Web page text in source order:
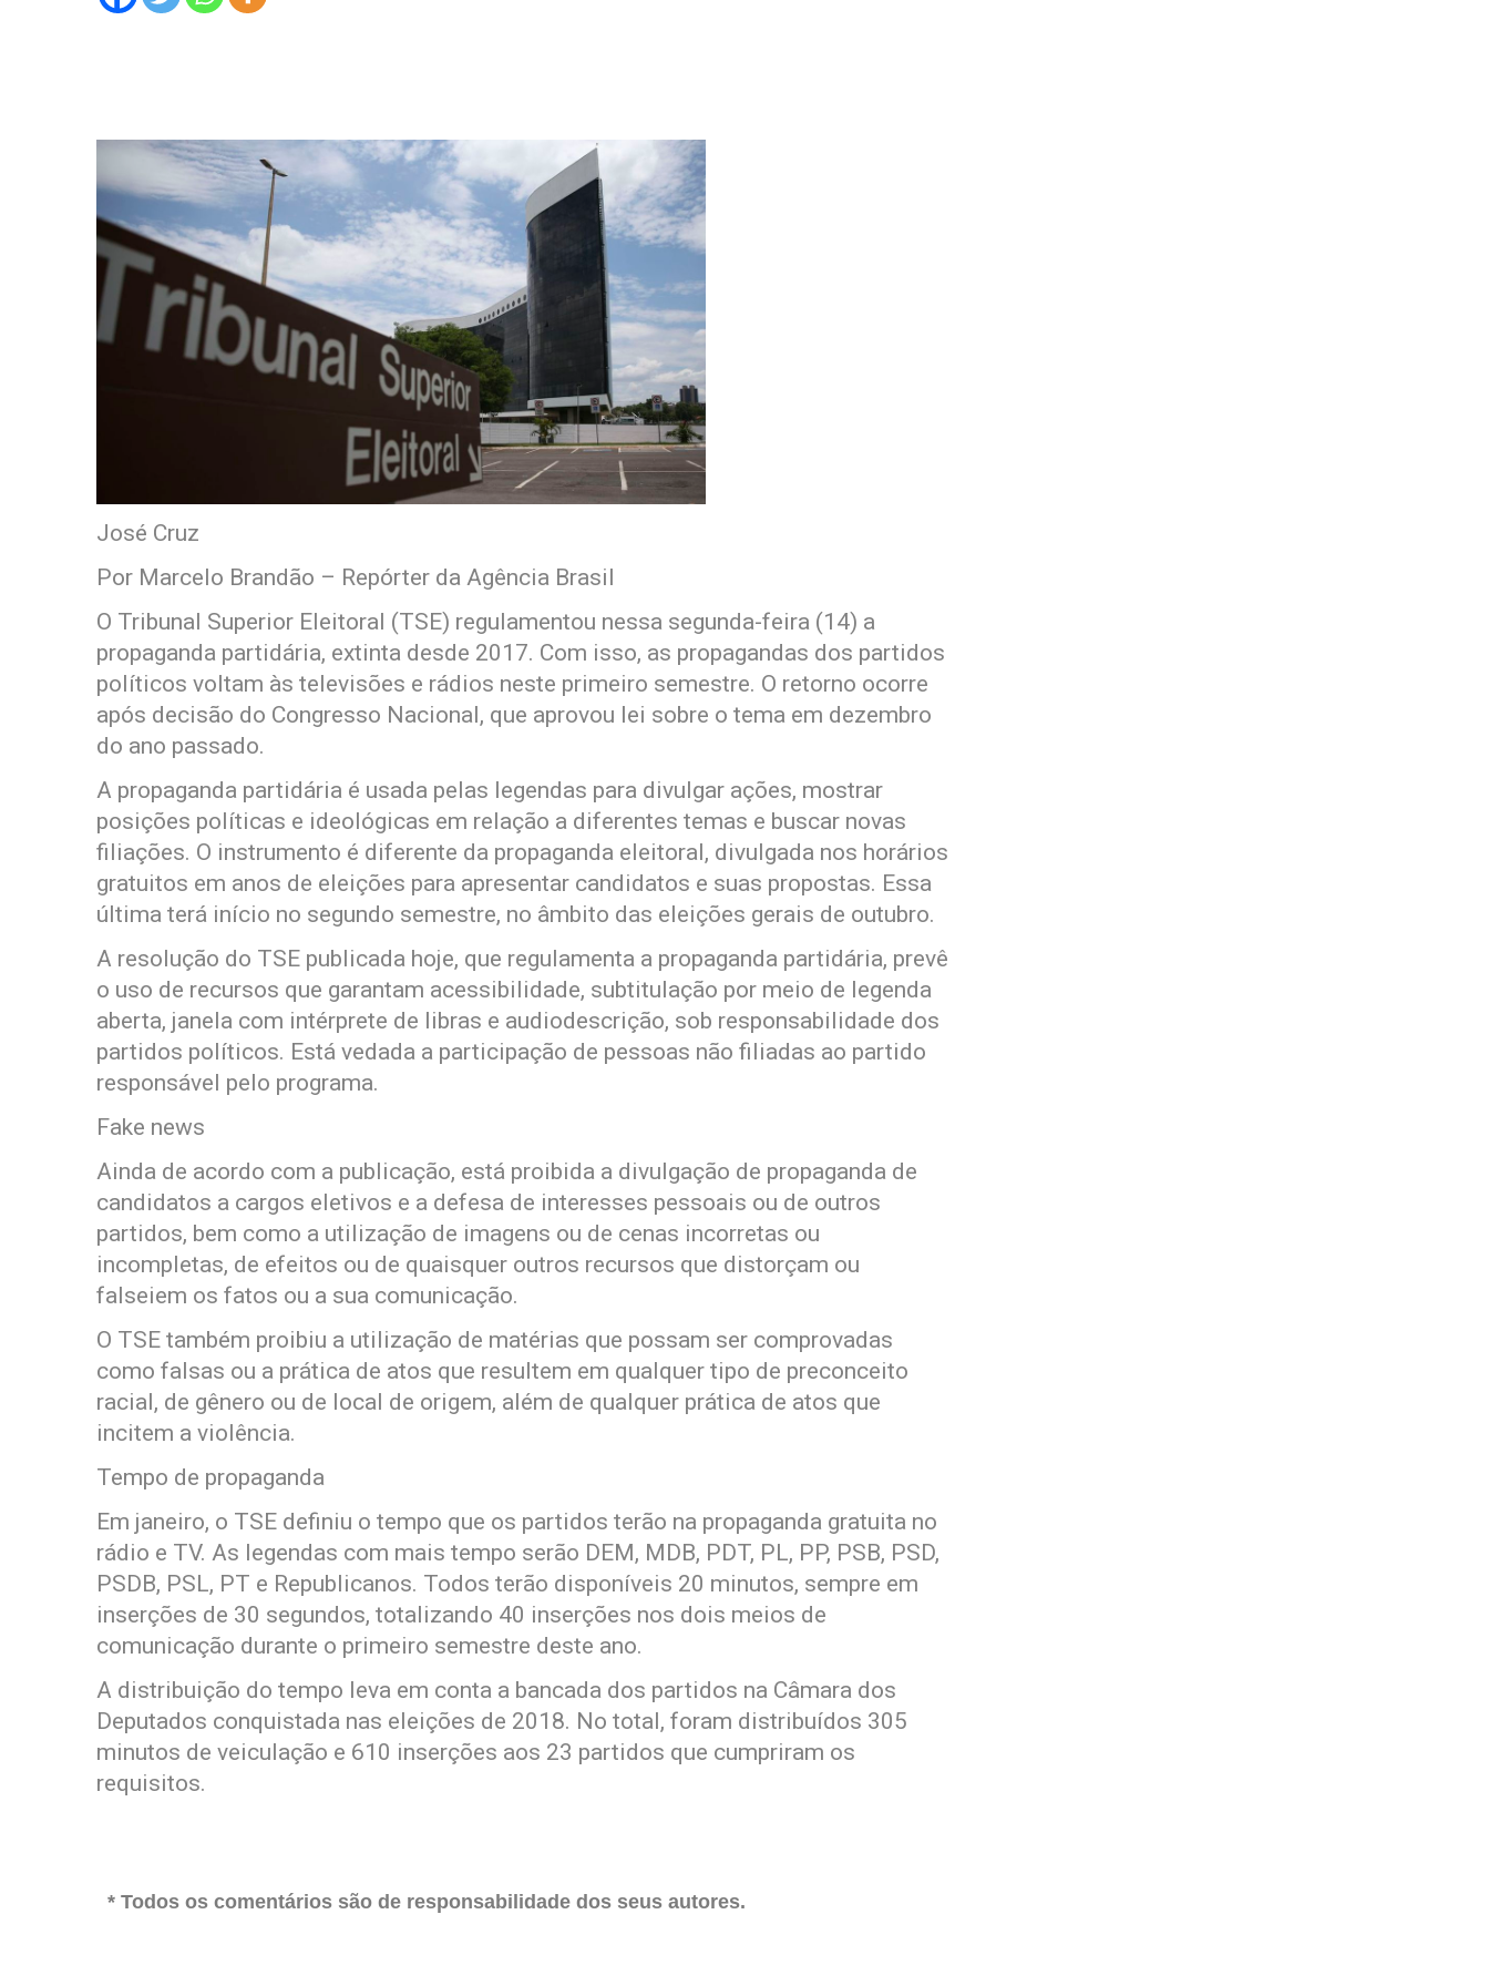
José Cruz
Por Marcelo Brandão – Repórter da Agência Brasil
O Tribunal Superior Eleitoral (TSE) regulamentou nessa segunda-feira (14) a
propaganda partidária, extinta desde 2017. Com isso, as propagandas dos partidos
políticos voltam às televisões e rádios neste primeiro semestre. O retorno ocorre
após decisão do Congresso Nacional, que aprovou lei sobre o tema em dezembro
do ano passado.
A propaganda partidária é usada pelas legendas para divulgar ações, mostrar
posições políticas e ideológicas em relação a diferentes temas e buscar novas
filiações. O instrumento é diferente da propaganda eleitoral, divulgada nos horários
gratuitos em anos de eleições para apresentar candidatos e suas propostas. Essa
última terá início no segundo semestre, no âmbito das eleições gerais de outubro.
A resolução do TSE publicada hoje, que regulamenta a propaganda partidária, prevê
o uso de recursos que garantam acessibilidade, subtitulação por meio de legenda
aberta, janela com intérprete de libras e audiodescrição, sob responsabilidade dos
partidos políticos. Está vedada a participação de pessoas não filiadas ao partido
responsável pelo programa.
Fake news
Ainda de acordo com a publicação, está proibida a divulgação de propaganda de
candidatos a cargos eletivos e a defesa de interesses pessoais ou de outros
partidos, bem como a utilização de imagens ou de cenas incorretas ou
incompletas, de efeitos ou de quaisquer outros recursos que distorçam ou
falseiem os fatos ou a sua comunicação.
O TSE também proibiu a utilização de matérias que possam ser comprovadas
como falsas ou a prática de atos que resultem em qualquer tipo de preconceito
racial, de gênero ou de local de origem, além de qualquer prática de atos que
incitem a violência.
Tempo de propaganda
Em janeiro, o TSE definiu o tempo que os partidos terão na propaganda gratuita no
rádio e TV. As legendas com mais tempo serão DEM, MDB, PDT, PL, PP, PSB, PSD,
PSDB, PSL, PT e Republicanos. Todos terão disponíveis 20 minutos, sempre em
inserções de 30 segundos, totalizando 40 inserções nos dois meios de
comunicação durante o primeiro semestre deste ano.
A distribuição do tempo leva em conta a bancada dos partidos na Câmara dos
Deputados conquistada nas eleições de 2018. No total, foram distribuídos 305
minutos de veiculação e 610 inserções aos 23 partidos que cumpriram os
requisitos.
* Todos os comentários são de responsabilidade dos seus autores.